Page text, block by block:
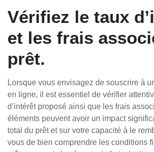
Vérifiez le taux
et les frais
prêt.
Lorsque vous envisagez de souscrire à
en ligne, il est essentiel de vérifier
d’intérêt proposé ainsi que les frais
éléments peuvent avoir un impact
total du prêt et sur votre capacité à le
vous de bien comprendre les conditions